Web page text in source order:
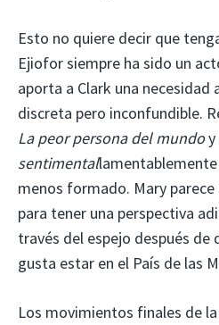
Esto no quiere decir que
Ejiofor siempre ha sido un
aporta a Clark una necesidad
discreta pero inconfundible.
La peor persona del mundoy
sentimental
menos formado. Mary
para tener una perspectiva
través del espejo después de
gusta estar en el País de las
Los movimientos finales de